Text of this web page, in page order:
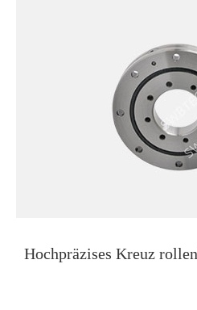
Hochpräzises Kreuz